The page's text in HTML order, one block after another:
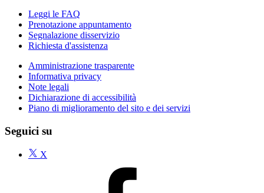
Leggi le FAQ
Prenotazione appuntamento
Segnalazione disservizio
Richiesta d'assistenza
Amministrazione trasparente
Informativa privacy
Note legali
Dichiarazione di accessibilità
Piano di miglioramento del sito e dei servizi
Seguici su
X